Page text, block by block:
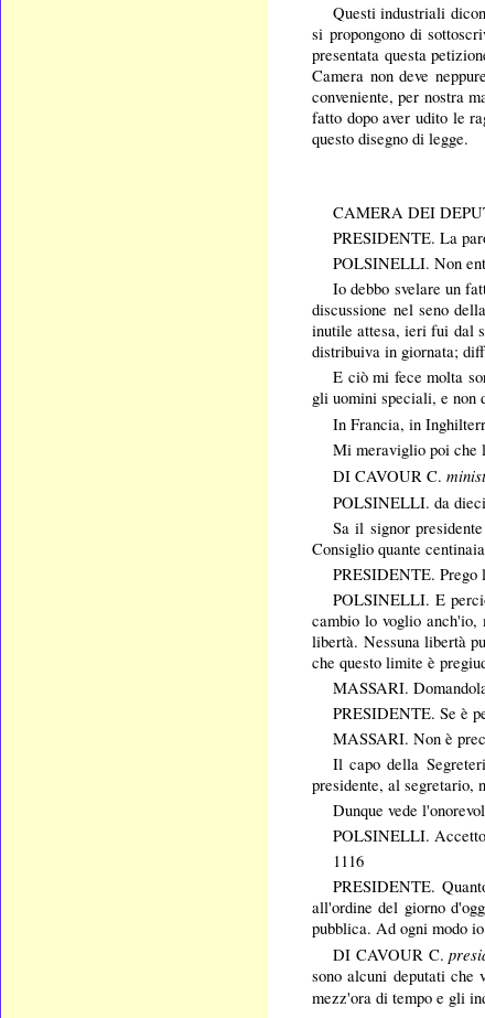
Questi industriali
si propongono di
presentata questa
Camera non deve
conveniente, per nostra
fatto dopo aver udito le
questo disegno di legge.
CAMERA DEI
PRESIDENTE. La
POLSINELLI. Non
Io debbo svelare un
discussione nel seno
inutile attesa, ieri fui dal
distribuiva in giornata;
E ciò mi fece molta
gli uomini speciali, e non
In Francia, in
Mi meraviglio poi che
DI CAVOUR C.
POLSINELLI.da
Sa il signor
Consiglio quante
PRESIDENTE. Prego
POLSINELLI. E
cambio lo voglio anch'io,
libertà. Nessuna libertà
che questo limite è
MASSARI.
PRESIDENTE. Se è
MASSARI. Non è
Il capo della
presidente, al segretario,
Dunque vede
POLSINELLI.
1116
PRESIDENTE.
all'ordine del giorno
pubblica. Ad ogni modo
DI CAVOUR C.
sono alcuni deputati che
mezz'ora di tempo e gli